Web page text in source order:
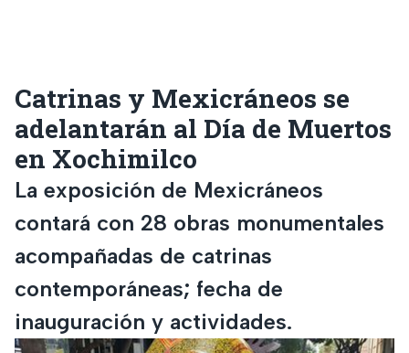
Catrinas y Mexicráneos se
adelantarán al Día de Muertos
en Xochimilco
La exposición de Mexicráneos
contará con 28 obras monumentales
acompañadas de catrinas
contemporáneas; fecha de
inauguración y actividades.